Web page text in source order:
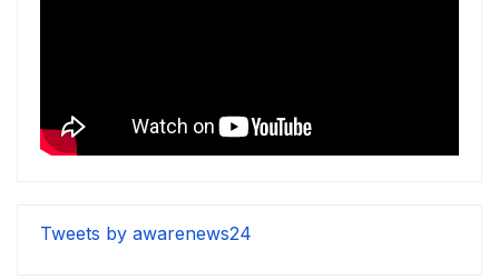
Tweets by awarenews24